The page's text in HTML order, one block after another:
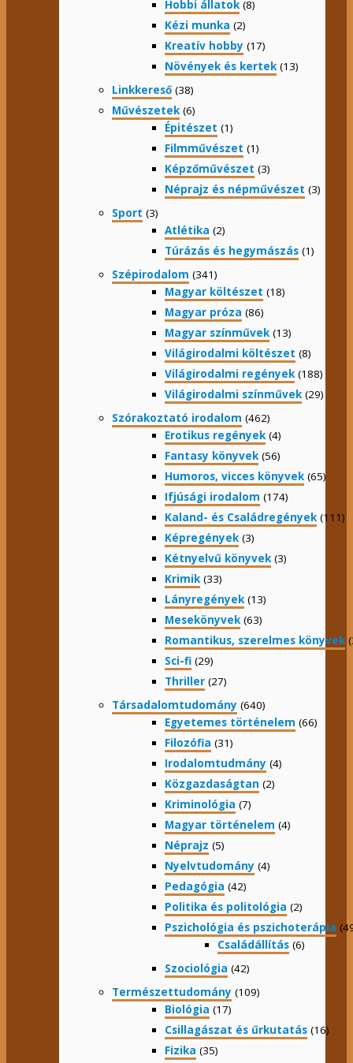
Hobbi állatok (8)
Kézi munka (2)
Kreatív hobby (17)
Növények és kertek (13)
Linkkereső (38)
Művészetek (6)
Épitészet (1)
Filmművészet (1)
Képzőművészet (3)
Néprajz és népművészet (3)
Sport (3)
Atlétika (2)
Túrázás és hegymászás (1)
Szépirodalom (341)
Magyar költészet (18)
Magyar próza (86)
Magyar színművek (13)
Világirodalmi költészet (8)
Világirodalmi regények (188)
Világirodalmi színművek (29)
Szórakoztató irodalom (462)
Erotikus regények (4)
Fantasy könyvek (56)
Humoros, vicces könyvek (65)
Ifjúsági irodalom (174)
Kaland- és Családregények (111)
Képregények (3)
Kétnyelvű könyvek (3)
Krimik (33)
Lányregények (13)
Mesekönyvek (63)
Romantikus, szerelmes könyvek
Sci-fi (29)
Thriller (27)
Társadalomtudomány (640)
Egyetemes történelem (66)
Filozófia (31)
Irodalomtudmány (4)
Közgazdaságtan (2)
Kriminológia (7)
Magyar történelem (4)
Néprajz (5)
Nyelvtudomány (4)
Pedagógia (42)
Politika és politológia (2)
Pszichológia és pszichoterápia
Családállítás (6)
Szociológia (42)
Természettudomány (109)
Biológia (17)
Csillagászat és űrkutatás (16)
Fizika (35)